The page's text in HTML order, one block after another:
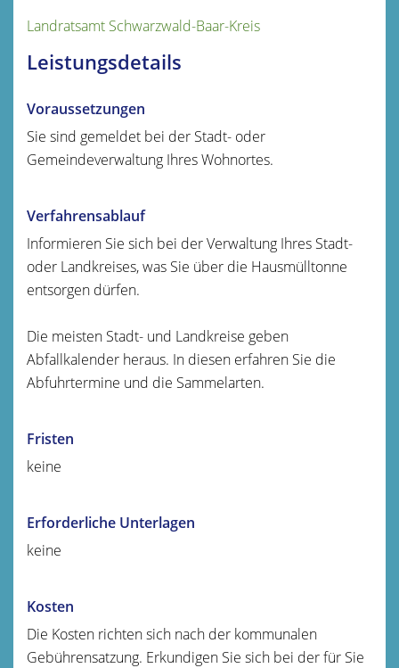
Landratsamt Schwarzwald-Baar-Kreis
Leistungsdetails
Voraussetzungen
Sie sind gemeldet bei der Stadt- oder
Gemeindeverwaltung Ihres Wohnortes.
Verfahrensablauf
Informieren Sie sich bei der Verwaltung Ihres Stadt-
oder Landkreises, was Sie über die Hausmülltonne
entsorgen dürfen.
Die meisten Stadt- und Landkreise geben
Abfallkalender heraus. In diesen erfahren Sie die
Abfuhrtermine und die Sammelarten.
Fristen
keine
Erforderliche Unterlagen
keine
Kosten
Die Kosten richten sich nach der kommunalen
Gebührensatzung. Erkundigen Sie sich bei der für Sie